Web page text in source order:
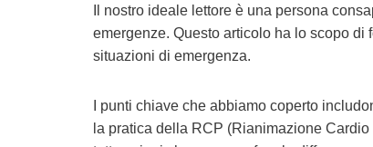
Il nostro ideale lettore è una persona
emergenze. Questo articolo ha lo scopo di
situazioni di emergenza.
I punti chiave che abbiamo coperto
la pratica della RCP (Rianimazione